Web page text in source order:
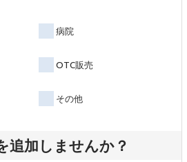
病院
OTC販売
その他
追加しませんか？